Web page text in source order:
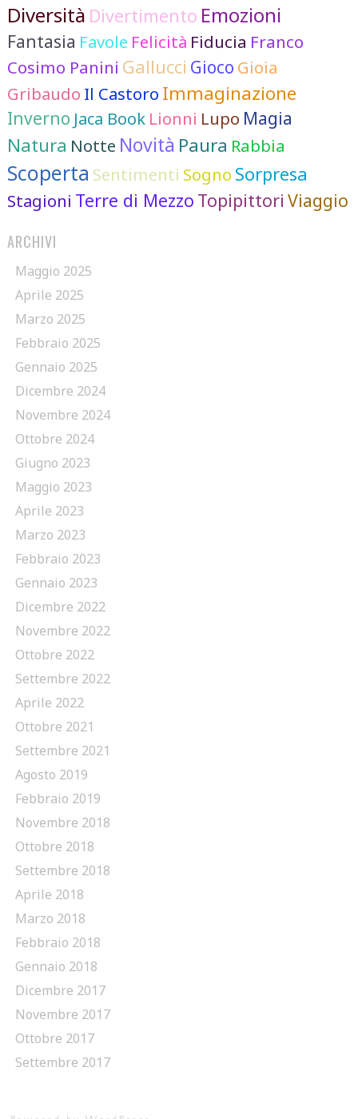
Diversità Divertimento Emozioni
Fantasia Favole Felicità Fiducia Franco
Cosimo Panini Gallucci Gioco Gioia
Gribaudo Il Castoro Immaginazione
Inverno Jaca Book Lionni Lupo Magia
Natura Notte Novità Paura Rabbia
Scoperta Sentimenti Sogno Sorpresa
Stagioni Terre di Mezzo Topipittori Viaggio
ARCHIVI
Maggio 2025
Aprile 2025
Marzo 2025
Febbraio 2025
Gennaio 2025
Dicembre 2024
Novembre 2024
Ottobre 2024
Giugno 2023
Maggio 2023
Aprile 2023
Marzo 2023
Febbraio 2023
Gennaio 2023
Dicembre 2022
Novembre 2022
Ottobre 2022
Settembre 2022
Aprile 2022
Ottobre 2021
Settembre 2021
Agosto 2019
Febbraio 2019
Novembre 2018
Ottobre 2018
Settembre 2018
Aprile 2018
Marzo 2018
Febbraio 2018
Gennaio 2018
Dicembre 2017
Novembre 2017
Ottobre 2017
Settembre 2017